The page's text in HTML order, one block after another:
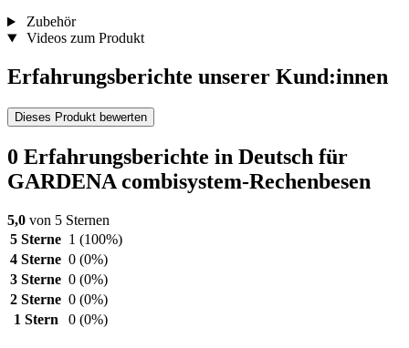
Zubehör
Videos zum Produkt
Erfahrungsberichte unserer Kund:innen
Dieses Produkt bewerten
0 Erfahrungsberichte in Deutsch für
GARDENA combisystem-Rechenbesen
5,0 von 5 Sternen
5 Sterne 1 (100%)
4 Sterne 0 (0%)
3 Sterne 0 (0%)
2 Sterne 0 (0%)
1 Stern
0 (0%)